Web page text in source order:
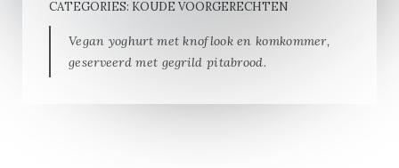
CATEGORIES: KOUDE VOORGERECHTEN
Vegan yoghurt met knoflook en komkommer,
geserveerd met gegrild pitabrood.